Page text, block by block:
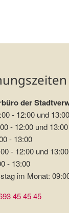
auf der hohen
der
- 12:00 und
- 12:00 und
- 13:00
- 12:00 und
- 13:00
im Monat:
45 45 45